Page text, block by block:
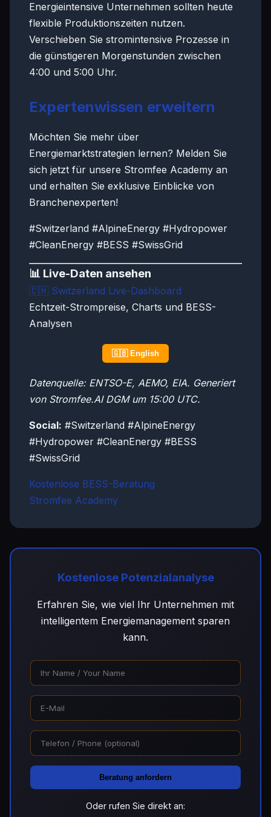
Energieintensive Unternehmen sollten heute
flexible Produktionszeiten nutzen.
Verschieben Sie stromintensive Prozesse in
die günstigeren Morgenstunden zwischen
4:00 und 5:00 Uhr.
Expertenwissen erweitern
Möchten Sie mehr über
Energiemarktstrategien lernen? Melden Sie
sich jetzt für unsere Stromfee Academy an
und erhalten Sie exklusive Einblicke von
Branchenexperten!
#Switzerland #AlpineEnergy #Hydropower
#CleanEnergy #BESS #SwissGrid
📊 Live-Daten ansehen
🇨🇭 Switzerland Live-Dashboard
Echtzeit-Strompreise, Charts und BESS-
Analysen
🇬🇧 English
Datenquelle: ENTSO-E, AEMO, EIA. Generiert
von Stromfee.AI DGM um 15:00 UTC.
Social: #Switzerland #AlpineEnergy
#Hydropower #CleanEnergy #BESS
#SwissGrid
Kostenlose BESS-Beratung
Stromfee Academy
Kostenlose Potenzialanalyse
Erfahren Sie, wie viel Ihr Unternehmen mit
intelligentem Energiemanagement sparen
kann.
Beratung anfordern
Oder rufen Sie direkt an: